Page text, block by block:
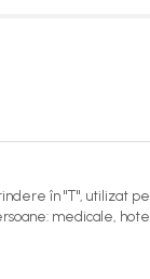
în "T",
medicale,